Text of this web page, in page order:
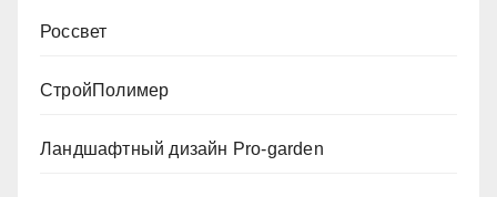
Россвет
СтройПолимер
Ландшафтный дизайн Pro-garden